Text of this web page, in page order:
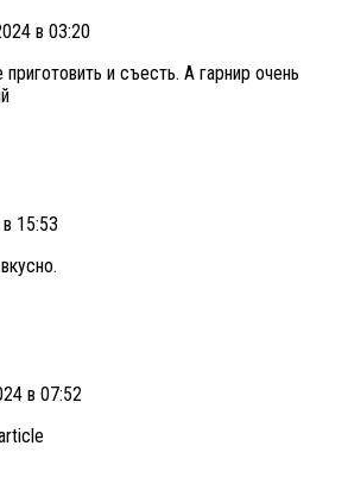
в 03:20
и съесть. А гарнир очень
15:53
в 07:52